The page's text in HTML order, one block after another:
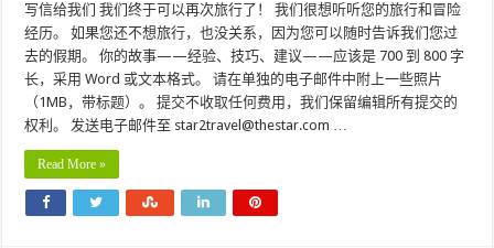
写信给我们 我们终于可以再次旅行了！ 我们很想听听您的旅行和冒险
经历。 如果您还不想旅行，也没关系，因为您可以随时告诉我们您过
去的假期。 你的故事——经验、技巧、建议——应该是 700 到 800 字
长，采用 Word 或文本格式。 请在单独的电子邮件中附上一些照片
（1MB，带标题）。 提交不收取任何费用，我们保留编辑所有提交的
权利。 发送电子邮件至 star2travel@thestar.com …
Read More »